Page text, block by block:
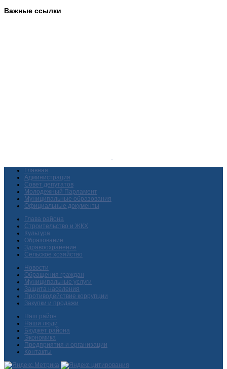
Важные ссылки
Главная
Администрация
Совет депутатов
Молодежный Парламент
Муниципальные образования
Официальные документы
Глава района
Строительство и ЖКХ
Культура
Образование
Здравоохранение
Сельское хозяйство
Новости
Обращения граждан
Муниципальные услуги
Защита населения
Противодействие коррупции
Закупки и продажи
Наш район
Наши люди
Бюджет района
Экономика
Предприятия и организации
Контакты